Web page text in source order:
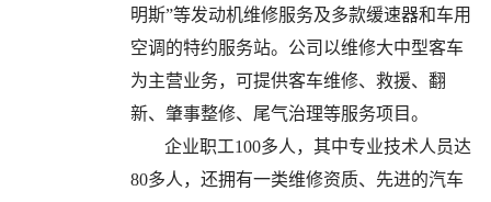
明斯”等发动机维修服务及多款缓速器和车用
空调的特约服务站。公司 以维修大中型客车
为主营业务，可提供客车维修、救援、翻
新、肇事整修、尾气治理等服务项目。
企业职工100多人，其中专业技术人员达
80多人，还拥有一类维修资质、先进的汽车